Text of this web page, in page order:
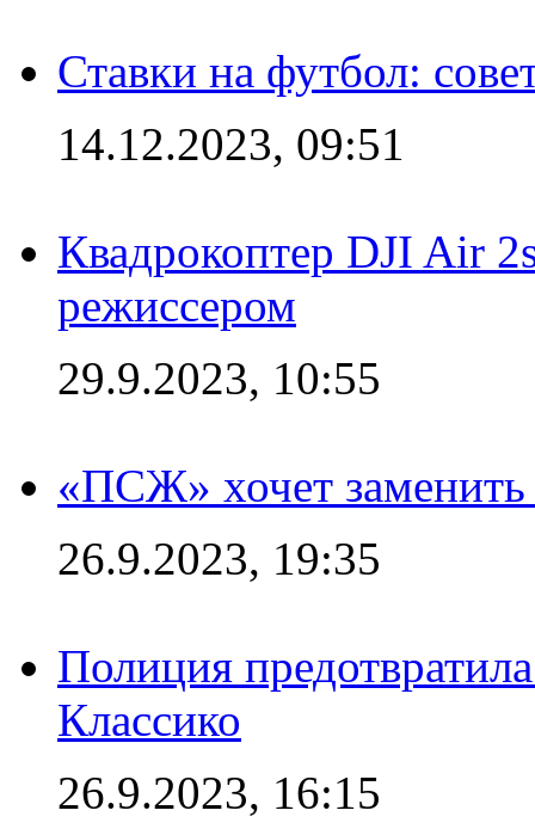
Ставки на футбол:
14.12.2023, 09:51
Квадрокоптер DJI Air
режиссером
29.9.2023, 10:55
«ПСЖ» хочет
26.9.2023, 19:35
Полиция
Классико
26.9.2023, 16:15